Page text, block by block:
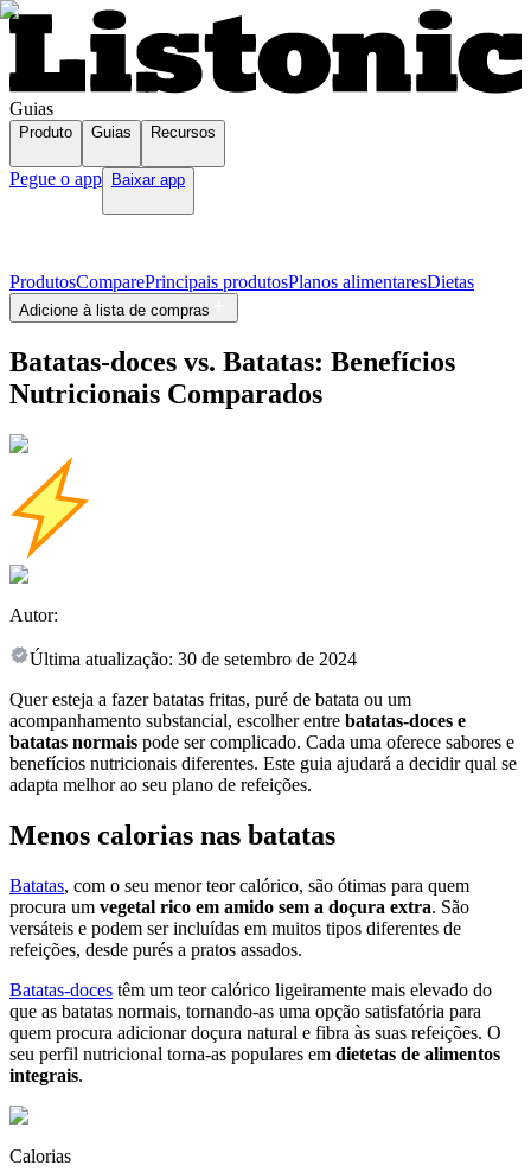
Guias
Produto Guias Recursos
Pegue o app Baixar app
ProdutosComparePrincipais produtosPlanos alimentaresDietas
Adicione à lista de compras
Batatas-doces vs. Batatas: Benefícios
Nutricionais Comparados
Autor:
Última atualização: 30 de setembro de 2024
Quer esteja a fazer batatas fritas, puré de batata ou um
acompanhamento substancial, escolher entre batatas-doces e
batatas normais pode ser complicado. Cada uma oferece sabores e
benefícios nutricionais diferentes. Este guia ajudará a decidir qual se
adapta melhor ao seu plano de refeições.
Menos calorias nas batatas
Batatas, com o seu menor teor calórico, são ótimas para quem
procura um vegetal rico em amido sem a doçura extra. São
versáteis e podem ser incluídas em muitos tipos diferentes de
refeições, desde purés a pratos assados.
Batatas-doces têm um teor calórico ligeiramente mais elevado do
que as batatas normais, tornando-as uma opção satisfatória para
quem procura adicionar doçura natural e fibra às suas refeições. O
seu perfil nutricional torna-as populares em dietetas de alimentos
integrais.
Calorias